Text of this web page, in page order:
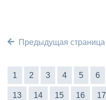
Предыдущая страница
1 2 3 4 5 6
13 14 15 16 17